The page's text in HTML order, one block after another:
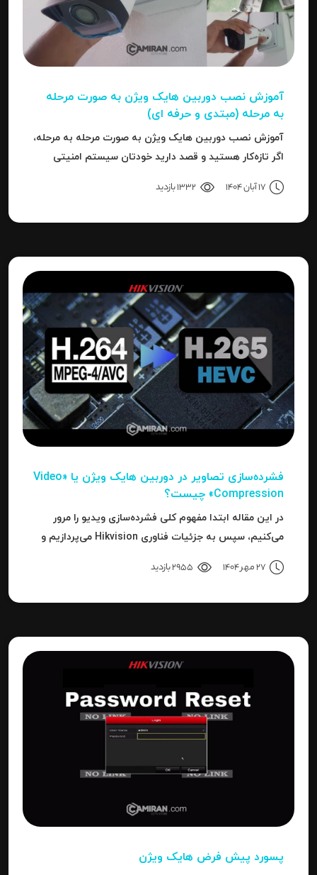
آموزش نصب دوربین هایک‌ ویژن به صورت مرحله‌
به‌ مرحله (مبتدی و حرفه ای)
آموزش نصب دوربین هایک‌ ویژن به صورت مرحله‌ به‌ مرحله،
اگر تازه‌کار هستید و قصد دارید خودتان سیستم امنیتی
دقیق‌تری را بدانید، این مقاله برای شما نوشته شده است.
17 آبان 1404 1332 بازدید
فشرده‌سازی تصاویر در دوربین‌ هایک ویژن یا «Video
Compression» چیست؟
در این مقاله ابتدا مفهوم کلی فشرده‌سازی ویدیو را مرور
می‌کنیم، سپس به جزئیات فناوری Hikvision می‌پردازیم و
نتیجه می‌رسیم.
27 مهر 1404 2955 بازدید
پسورد پیش فرض هایک ویژن